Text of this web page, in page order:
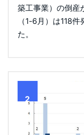
築工事業）の倒産
（1-6月）は118
た。
2